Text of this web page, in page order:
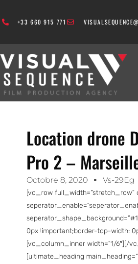
+33 660 915 771
Location drone
Pro 2 –
Octobre 8, 2020 Vs-29Eg
[vc_row full_width=”stretch_row”
0px !important;border-top-width:
[vc_column_inner width=”1/6″][/
[ultimate_heading